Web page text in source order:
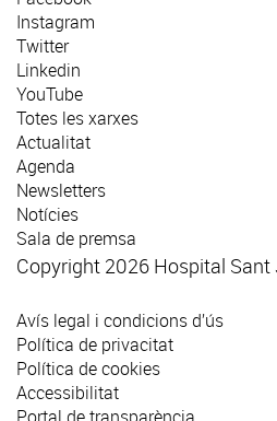
Instagram
Twitter
Linkedin
YouTube
Totes les xarxes
Actualitat
Agenda
Newsletters
Notícies
Sala de premsa
Copyright 2026 Hospital Sant
Avís legal i condicions d’ús
Política de privacitat
Política de cookies
Accessibilitat